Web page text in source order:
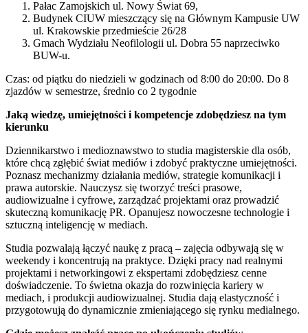
Pałac Zamojskich ul. Nowy Świat 69,
Budynek CIUW mieszczący się na Głównym Kampusie UW
ul. Krakowskie przedmieście 26/28
Gmach Wydziału Neofilologii ul. Dobra 55 naprzeciwko
BUW-u.
Czas: od piątku do niedzieli w godzinach od 8:00 do 20:00. Do 8
zjazdów w semestrze, średnio co 2 tygodnie
Jaką wiedzę, umiejętności i kompetencje zdobędziesz na tym
kierunku
Dziennikarstwo i medioznawstwo to studia magisterskie dla osób,
które chcą zgłębić świat mediów i zdobyć praktyczne umiejętności.
Poznasz mechanizmy działania mediów, strategie komunikacji i
prawa autorskie. Nauczysz się tworzyć treści prasowe,
audiowizualne i cyfrowe, zarządzać projektami oraz prowadzić
skuteczną komunikację PR. Opanujesz nowoczesne technologie i
sztuczną inteligencję w mediach.
Studia pozwalają łączyć naukę z pracą – zajęcia odbywają się w
weekendy i koncentrują na praktyce. Dzięki pracy nad realnymi
projektami i networkingowi z ekspertami zdobędziesz cenne
doświadczenie. To świetna okazja do rozwinięcia kariery w
mediach, i produkcji audiowizualnej. Studia dają elastyczność i
przygotowują do dynamicznie zmieniającego się rynku medialnego.